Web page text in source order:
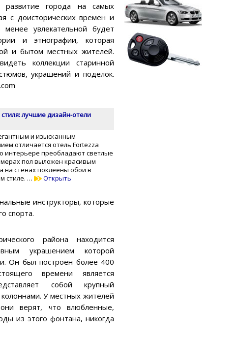
развитие города на самых
с доисторических времен и
увлекательной будет
и этнографии, которая
и бытом местных жителей.
коллекции старинной
украшений и поделок.
лучшие дизайн-отели
и изысканным
отличается отель Fortezza
интерьере преобладают светлые
пол выложен красивым
на стенах поклеены обои в
стиле. …
Открыть
инструкторы, которые
спорта.
района находится
украшением которой
Он был построен более 400
времени является
собой крупный
У местных жителей
верят, что влюбленные,
из этого фонтана, никогда